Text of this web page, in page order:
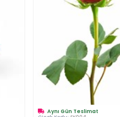
Aynı Gün Teslimat